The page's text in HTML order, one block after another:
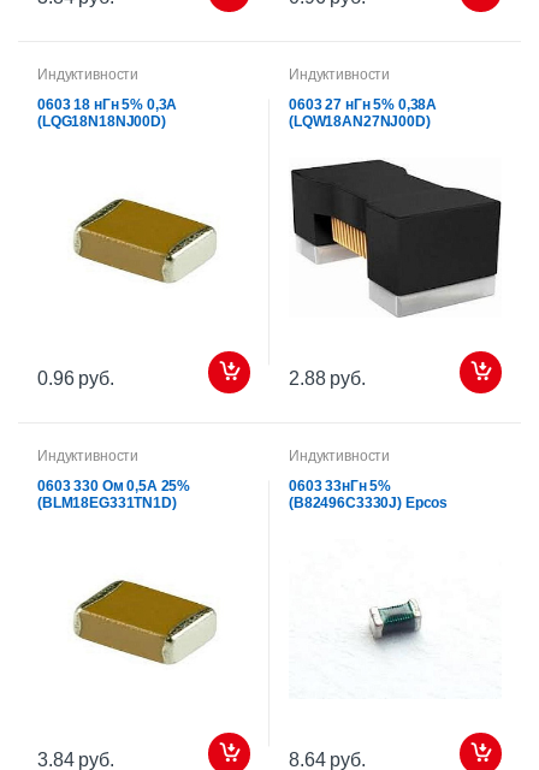
Индуктивности
0603 18 нГн 5% 0,3А
(LQG18N18NJ00D)
0.96 руб.
Индуктивности
0603 27 нГн 5% 0,38А
(LQW18AN27NJ00D)
2.88 руб.
Индуктивности
0603 330 Ом 0,5А 25%
(BLM18EG331TN1D)
3.84 руб.
Индуктивности
0603 33нГн 5%
(B82496C3330J) Epcos
8.64 руб.